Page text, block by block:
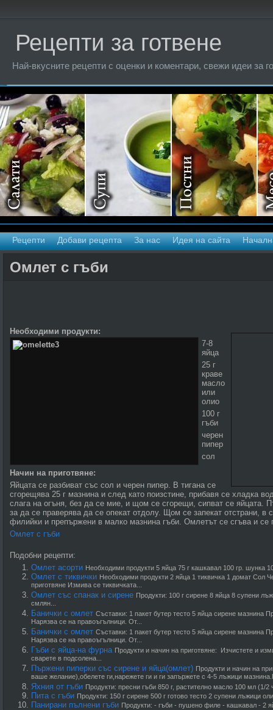
Рецепти за готвене
Най-вкусните рецепти с оценки и коментари, свежи идеи за
Рецепти Добави рецепта За нас Идея на сайта
Омлет с гъби
Необходими продукти:
7-8
яйца
25 г
краве
масло
или
олио
100 г
гъби
черен
пипер
сол
Начин на приготвяне:
Яйцата се разбиват със сол и черен пипер. В тигана се
сгорещява 25 г мазнина и след като поизстине, прибавя се хладка
слага на огъня, без да се мие, и щом се сгорещи, сипват се яйцата.
за да се праверява да се опекат отдолу. Щом се запекат отстрани, в
филийки и препържени в малко мазнина гъби. Омлетът се сгъва и се
Омлет с гъби
Подобни рецепти:
Омлет асорти Необходими продукти 5 яйца 75 г кашкавал 100 гр. шунка
Омлет с тиквички Необходими продукти 2 яйца 1 тиквичка 1 домат Сол
приготвяне Измива се тиквичката...
Омлет със спанак и сирене Продукти: 100 г сирене 8 яйца 8 супени
смлян...
Банички с омлет Съставки: 1 пакет бутер тесто 5 яйца сирене мазнина
Нарязва се на правоъгълници. От...
Банички с омлет Съставки: 1 пакет бутер тесто 5 яйца сирене мазнина
Нарязва се на правоъгълници. От...
Гъби с яйца-на фурна Продукти и начин на приготвяне: Изчистете и
сварете в подсолена...
Пържени пиперки със сирене и яйца(омлет) Продукти и начин на
ваше желание),обелете ги,нарежете ги и ги запържете с 4-5 лъжици
Яхния от гъби Продукти: пресни гъби 850 г, растително масло 100 мл (1/
Пита с гъби Продукти: 150 г сирене 500 г готово тесто 2 супени лъжици
Панирани пълнени гъби Продукти: - гъби - пушено филе - кашкавал - 2